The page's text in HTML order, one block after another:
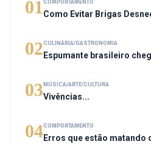
01 COMPORTAMENTO
Como Evitar Brigas
02CULINÁRIA/GASTRONOMIA
Espumante brasileiro
03 MÚSICA/ARTE/CULTURA
Vivências...
04COMPORTAMENTO
Erros que estão matando